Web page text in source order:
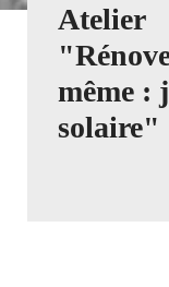
Atelier
même :
solaire"